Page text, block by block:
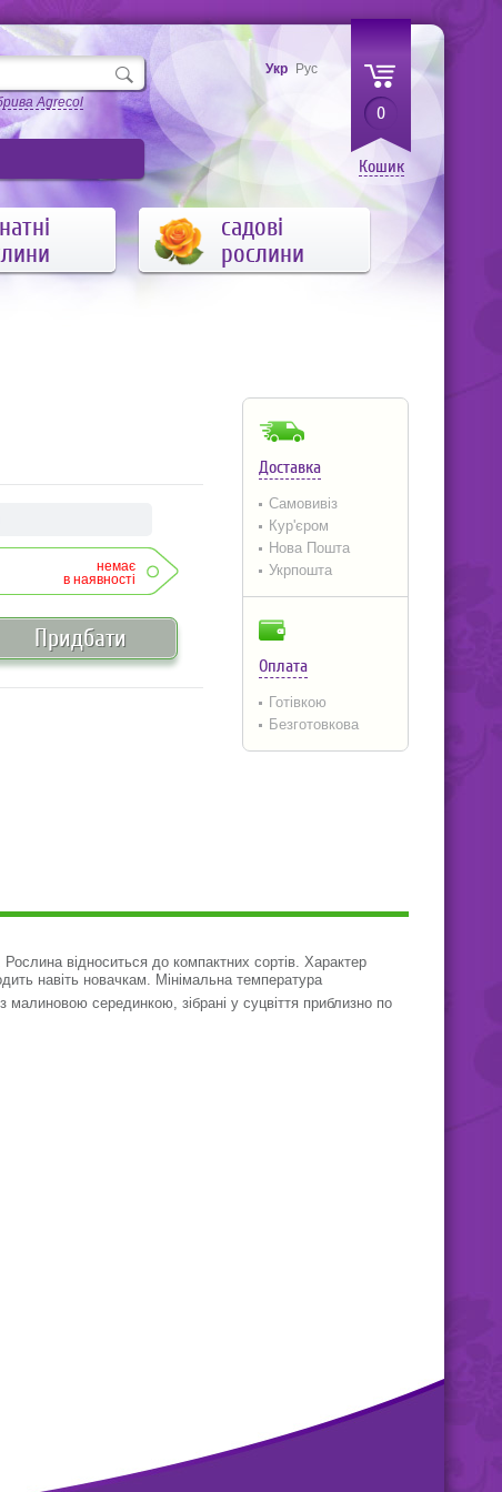
Agrecol
0
Кошик
Укр Рус
садові
рослини
Доставка
Самовивіз
Кур'єром
Нова Пошта
Укрпошта
Оплата
Готівкою
Безготовкова
немає
в наявності
Придбати
відноситься до компактних сортів. Характер
навіть новачкам. Мінімальна температура
малиновою серединкою, зібрані у суцвіття приблизно по